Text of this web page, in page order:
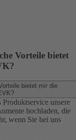
Vorteile bietet
bietet mir die
unsere
hochladen, die
wenn Sie bei uns